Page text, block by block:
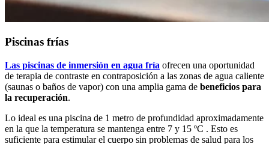
Piscinas frías
Las piscinas de inmersión en agua fría ofrecen una oportunidad
de terapia de contraste en contraposición a las zonas de agua caliente
(saunas o baños de vapor) con una amplia gama de beneficios para
la recuperación.
Lo ideal es una piscina de 1 metro de profundidad aproximadamente
en la que la temperatura se mantenga entre 7 y 15 ºC . Esto es
suficiente para estimular el cuerpo sin problemas de salud para los